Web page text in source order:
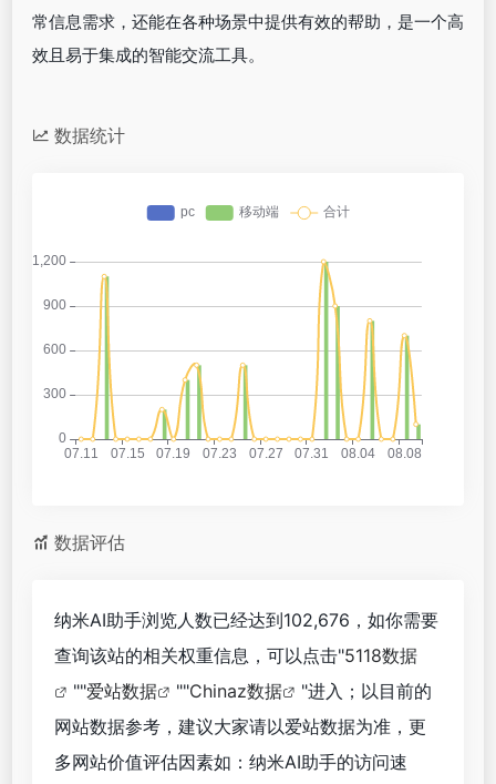
常信息需求，还能在各种场景中提供有效的帮助，是一个高
效且易于集成的智能交流工具。
数据统计
数据评估
纳米AI助手浏览人数已经达到102,676，如你需要
查询该站的相关权重信息，可以点击"5118数据
""爱站数据 ""Chinaz数据
"进入；以目前的
网站数据参考，建议大家请以爱站数据为准，更
多网站价值评估因素如：纳米AI助手的访问速